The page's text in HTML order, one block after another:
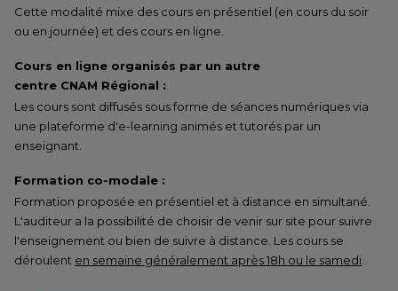
Cette modalité mixe des cours en présentiel (en cours du soir
ou en journée) et des cours en ligne.
Cours en ligne organisés par un autre
centre CNAM Régional :
Les cours sont diffusés sous forme de séances numériques via
une plateforme d'e-learning animés et tutorés par un
enseignant.
Formation co-modale :
Formation proposée en présentiel et à distance en simultané.
L'auditeur a la possibilité de choisir de venir sur site pour suivre
l'enseignement ou bien de suivre à distance. Les cours se
déroulent en semaine généralement après 18h ou le samedi